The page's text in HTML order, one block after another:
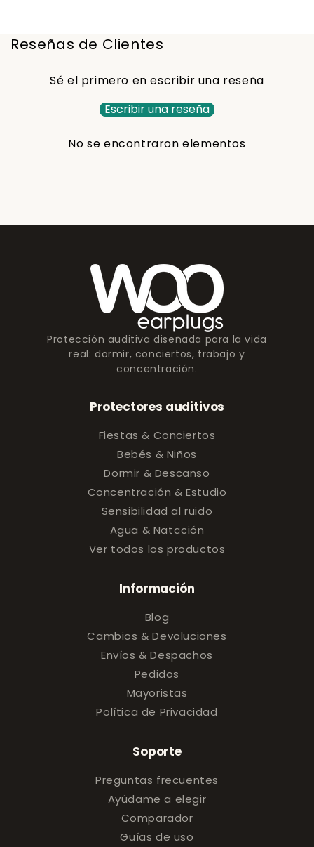
Reseñas de Clientes
Sé el primero en escribir una reseña
Escribir una reseña
No se encontraron elementos
Protección auditiva diseñada para la vida
real: dormir, conciertos, trabajo y
concentración.
Protectores auditivos
Fiestas & Conciertos
Bebés & Niños
Dormir & Descanso
Concentración & Estudio
Sensibilidad al ruido
Agua & Natación
Ver todos los productos
Información
Blog
Cambios & Devoluciones
Envíos & Despachos
Pedidos
Mayoristas
Política de Privacidad
Soporte
Preguntas frecuentes
Ayúdame a elegir
Comparador
Guías de uso